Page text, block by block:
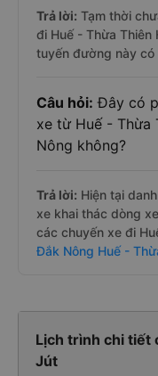
Trả lời: Tạm thời
đi Huế - Thừa
tuyến đường này
Câu hỏi: Đây có
xe từ Huế - Thừa
Nông không?
Trả lời: Hiện tại
xe khai thác dòng
các chuyến xe đi
Đắk Nông Huế -
Lịch trình chi tiết
Jút